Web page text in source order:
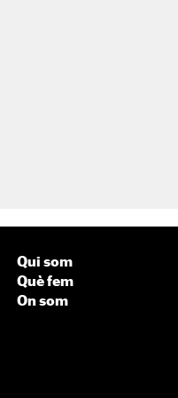
Qui som
Què fem
On som